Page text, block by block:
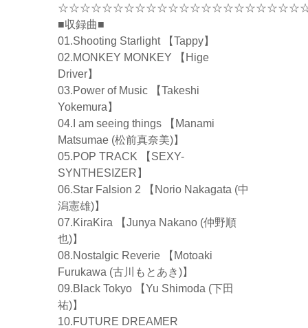
■収録曲■
01.Shooting Starlight 【Tappy】
02.MONKEY MONKEY 【Hige
Driver】
03.Power of Music 【Takeshi
Yokemura】
04.I am seeing things 【Manami
Matsumae (松前真奈美)】
05.POP TRACK 【SEXY-
SYNTHESIZER】
06.Star Falsion 2 【Norio Nakagata (中
潟憲雄)】
07.KiraKira 【Junya Nakano (仲野順
也)】
08.Nostalgic Reverie 【Motoaki
Furukawa (古川もとあき)】
09.Black Tokyo 【Yu Shimoda (下田
祐)】
10.FUTURE DREAMER